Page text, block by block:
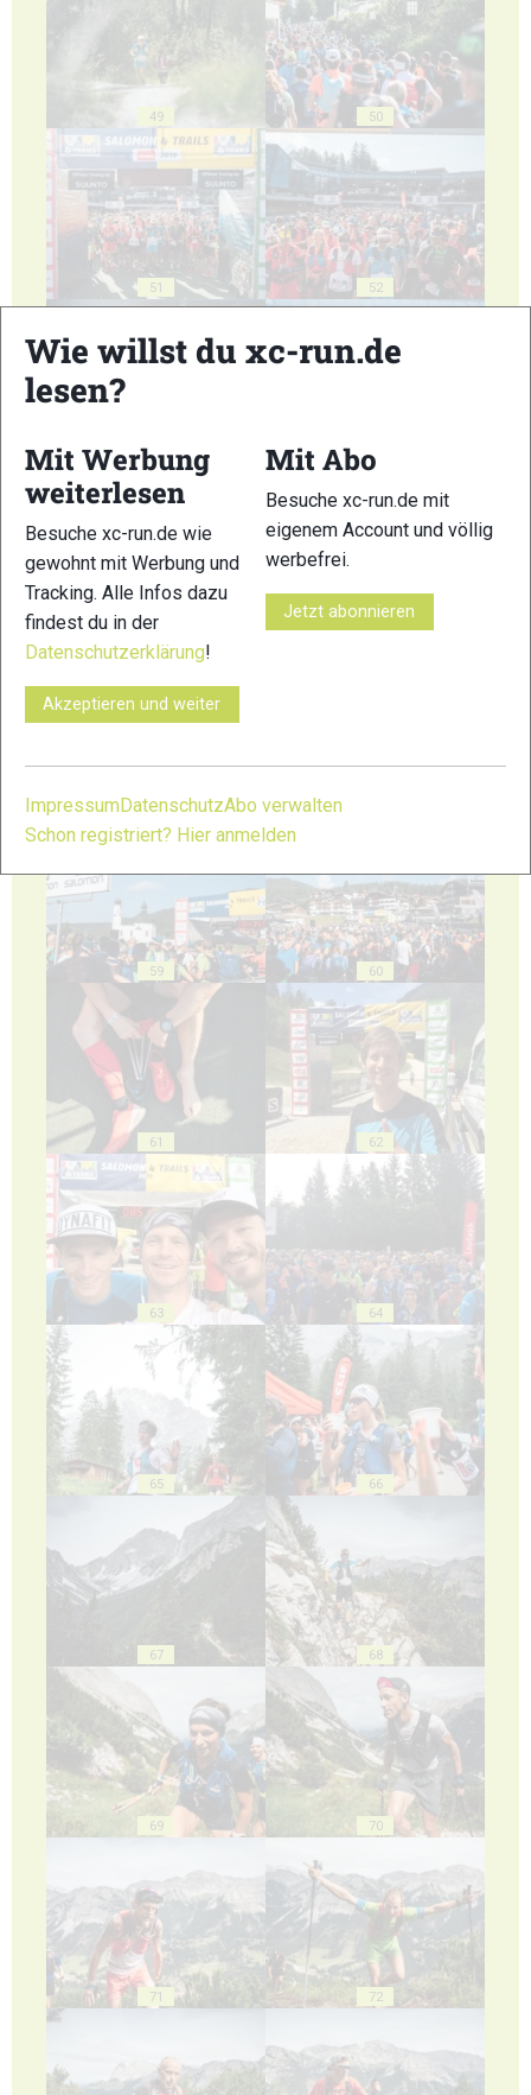
49 50
51 52
53 54
55 56
57
59 60
61 62
63 64
65 66
67 68
69 70
71 72
Wie willst du xc-run.de
lesen?
Mit Werbung
weiterlesen
Besuche xc-run.de wie
gewohnt mit Werbung und
Tracking. Alle Infos dazu
findest du in der
Datenschutzerklärung!
Akzeptieren und weiter
Mit Abo
Besuche xc-run.de mit
eigenem Account und völlig
werbefrei.
Jetzt abonnieren
ImpressumDatenschutzAbo verwalten
Schon registriert? Hier anmelden